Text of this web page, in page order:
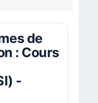
de
: Cours
-